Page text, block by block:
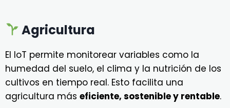
Agricultura
El IoT permite monitorear variables como la
humedad del suelo, el clima y la nutrición de los
cultivos en tiempo real. Esto facilita una
agricultura más eficiente, sostenible y rentable.